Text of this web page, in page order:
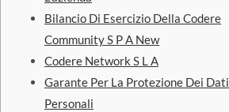
Bilancio Di Esercizio Della Codere
Community S P A New
Codere Network S L A
Garante Per La Protezione Dei Dati
Personali